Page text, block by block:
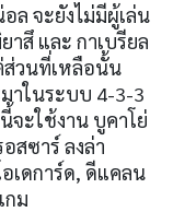
ล จะยังไม่มีผู้เล่น
าสึ และ กาเบรียล
ส่วนที่เหลือนั้น
าในระบบ 4-3-3
จะใช้งาน บูคาโย่
สซาร์ ลงล่า
เดการ์ด, ดีแคลน
กม